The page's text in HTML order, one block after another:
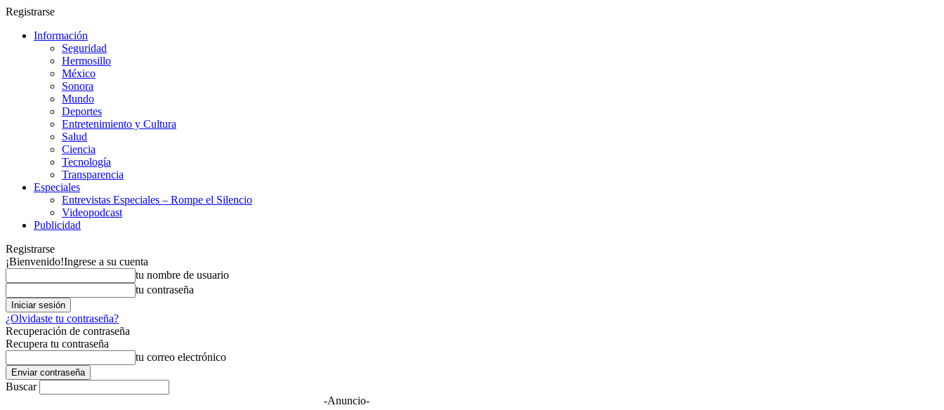
Registrarse
Información
Seguridad
Hermosillo
México
Sonora
Mundo
Deportes
Entretenimiento y Cultura
Salud
Ciencia
Tecnología
Transparencia
Especiales
Entrevistas Especiales – Rompe el Silencio
Videopodcast
Publicidad
Registrarse
¡Bienvenido!Ingrese a su cuenta
tu nombre de usuario
tu contraseña
¿Olvidaste tu contraseña?
Recuperación de contraseña
Recupera tu contraseña
tu correo electrónico
Buscar
-Anuncio-